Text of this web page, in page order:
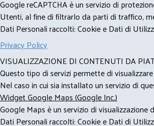
Google reCAPTCHA è un servizio di
Utenti, al fine di filtrarlo da parti di traffico,
Dati Personali raccolti: Cookie e Dati di
Privacy Policy
VISUALIZZAZIONE DI CONTENUTI DA
Questo tipo di servizi permette di
Nel caso in cui sia installato un servizio di
Widget Google Maps (Google Inc.)
Google Maps è un servizio di
Dati Personali raccolti: Cookie e Dati di